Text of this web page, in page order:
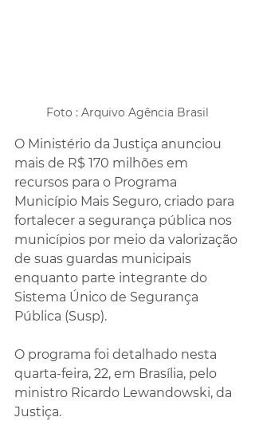
Foto : Arquivo Agência Brasil
O Ministério da Justiça anunciou
mais de R$ 170 milhões em
recursos para o Programa
Município Mais Seguro, criado para
fortalecer a segurança pública nos
municípios por meio da valorização
de suas guardas municipais
enquanto parte integrante do
Sistema Único de Segurança
Pública (Susp).
O programa foi detalhado nesta
quarta-feira, 22, em Brasília, pelo
ministro Ricardo Lewandowski, da
Justiça.